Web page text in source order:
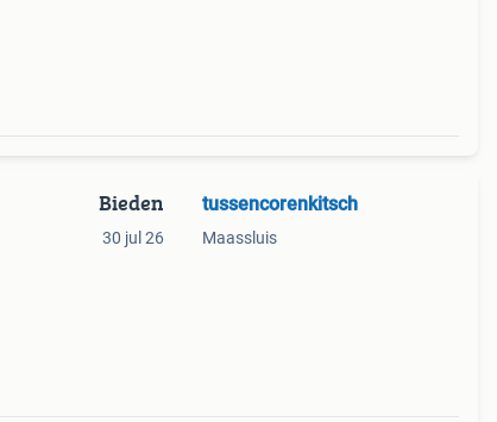
Bieden
30 jul 26
tussencorenkitsch
Maassluis